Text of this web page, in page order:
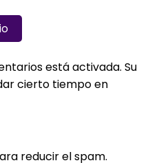
está activada. Su
cierto tiempo en
reducir el spam.